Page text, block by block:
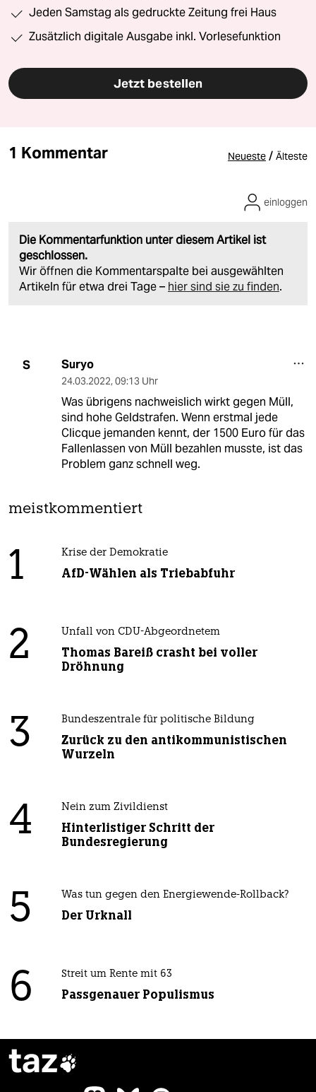
Jeden Samstag als gedruckte Zeitung frei Haus
Zusätzlich digitale Ausgabe inkl. Vorlesefunktion
Jetzt bestellen
1 Kommentar Neueste / Älteste
Die Kommentarfunktion unter diesem Artikel ist
geschlossen.
Wir öffnen die Kommentarspalte bei ausgewählten
Artikeln für etwa drei Tage – hier sind sie zu finden.
einloggen
S Suryo
24.03.2022, 09:13 Uhr
Was übrigens nachweislich wirkt gegen Müll,
sind hohe Geldstrafen. Wenn erstmal jede
Clicque jemanden kennt, der 1500 Euro für das
Fallenlassen von Müll bezahlen musste, ist das
Problem ganz schnell weg.
meistkommentiert
1 Krise der Demokratie
AfD-Wählen als Triebabfuhr
2 Unfall von CDU-Abgeordnetem
Thomas Bareiß crasht bei voller
Dröhnung
3 Bundeszentrale für politische Bildung
Zurück zu den antikommunistischen
Wurzeln
4 Nein zum Zivildienst
Hinterlistiger Schritt der
Bundesregierung
5 Was tun gegen den Energiewende-Rollback?
Der Urknall
6 Streit um Rente mit 63
Passgenauer Populismus
taz